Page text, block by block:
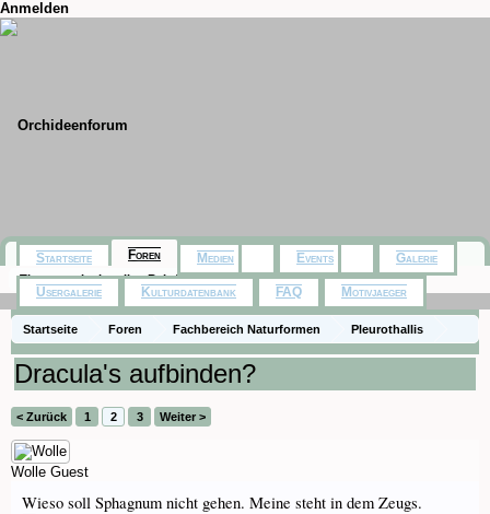
Anmelden
Startseite Foren Fachbereich Naturformen Pleurothallis
Dracula's aufbinden?
< Zurück 1 2 3 Weiter >
Wolle Guest
Wieso soll Sphagnum nicht gehen. Meine steht in dem Zeugs.
Startseite Foren
Themen mit aktuellen Beiträgen
Medien Events Galerie
Usergalerie Kulturdatenbank FAQ Motivjaeger